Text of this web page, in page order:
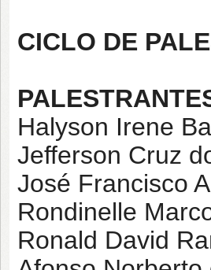
CICLO DE
Halyson Irene
Jefferson Cruz
José Francisco
Rondinelle
Ronald David